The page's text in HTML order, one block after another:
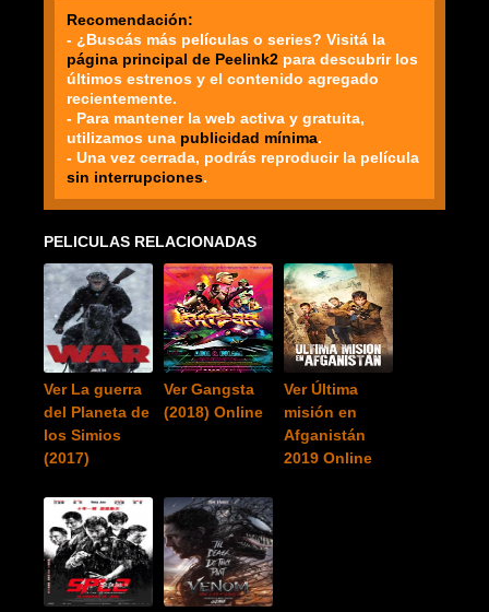
Recomendación:
- ¿Buscás más películas o series? Visitá la
página principal de Peelink2 para descubrir los
últimos estrenos y el contenido agregado
recientemente.
- Para mantener la web activa y gratuita,
utilizamos una publicidad mínima.
- Una vez cerrada, podrás reproducir la película
sin interrupciones.
PELICULAS RELACIONADAS
Ver La guerra
del Planeta de
los Simios
(2017)
Ver Gangsta
(2018) Online
Ver Última
misión en
Afganistán
2019 Online